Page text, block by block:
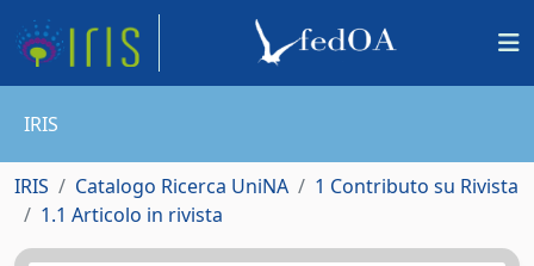
IRIS
IRIS Catalogo Ricerca UniNA
1 Contributo su Rivista
1.1 Articolo in rivista